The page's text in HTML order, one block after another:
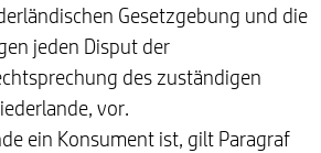
Gesetzgebung und die
jeden Disput der
des zuständigen
vor.
ein Konsument ist, gilt Paragraf